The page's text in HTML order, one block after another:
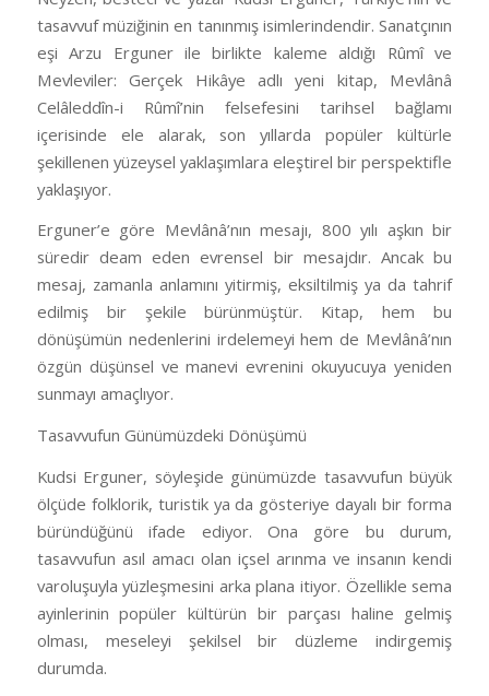
tasavvuf müziğinin en tanınmış isimlerindendir. Sanatçının
eşi Arzu Erguner ile birlikte kaleme aldığı Rûmî ve
Mevleviler: Gerçek Hikâye adlı yeni kitap, Mevlânâ
Celâleddîn-i Rûmî’nin felsefesini tarihsel bağlamı
içerisinde ele alarak, son yıllarda popüler kültürle
şekillenen yüzeysel yaklaşımlara eleştirel bir perspektifle
yaklaşıyor.
Erguner’e göre Mevlânâ’nın mesajı, 800 yılı aşkın bir
süredir deam eden evrensel bir mesajdır. Ancak bu
mesaj, zamanla anlamını yitirmiş, eksiltilmiş ya da tahrif
edilmiş bir şekile bürünmüştür. Kitap, hem bu
dönüşümün nedenlerini irdelemeyi hem de Mevlânâ’nın
özgün düşünsel ve manevi evrenini okuyucuya yeniden
sunmayı amaçlıyor.
Tasavvufun Günümüzdeki Dönüşümü
Kudsi Erguner, söyleşide günümüzde tasavvufun büyük
ölçüde folklorik, turistik ya da gösteriye dayalı bir forma
büründüğünü ifade ediyor. Ona göre bu durum,
tasavvufun asıl amacı olan içsel arınma ve insanın kendi
varoluşuyla yüzleşmesini arka plana itiyor. Özellikle sema
ayinlerinin popüler kültürün bir parçası haline gelmiş
olması, meseleyi şekilsel bir düzleme indirgemiş
durumda.